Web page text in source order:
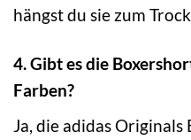
hängst du sie zum
4. Gibt es die
Farben?
Ja, die adidas